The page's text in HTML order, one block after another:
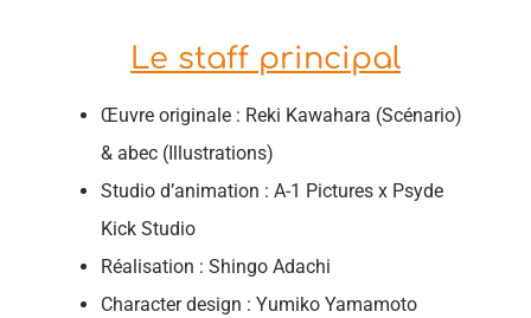
Le staff principal
Œuvre originale : Reki Kawahara (Scénario)
& abec (Illustrations)
Studio d’animation : A-1 Pictures x Psyde
Kick Studio
Réalisation : Shingo Adachi
Character design : Yumiko Yamamoto